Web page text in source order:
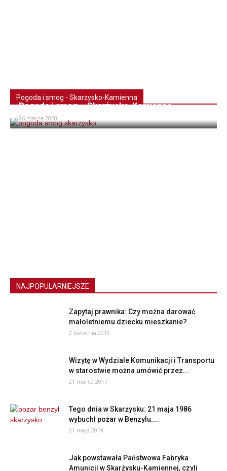
Pogoda i smog - Skarżysko-Kamienna
Pogoda i smog – Skarżysko-Kamienna
26 marca 2020
NAJPOPULARNIEJSZE
Zapytaj prawnika: Czy można darować
małoletniemu dziecku mieszkanie?
2 kwietnia 2019
Wizytę w Wydziale Komunikacji i Transportu
w starostwie można umówić przez...
21 marca 2017
Tego dnia w Skarżysku: 21 maja 1986
wybuchł pożar w Benzylu....
21 maja 2019
Jak powstawała Państwowa Fabryka
Amunicji w Skarżysku-Kamiennej, czyli